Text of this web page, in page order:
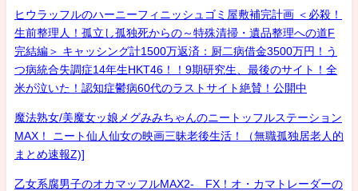
ヒウラッフルのハーニーフィニッシュゴミ屋敷補完計画 ＜必殺！
生前整理人！孤立し孤独死からの～特殊清掃・遺品整理への道F
完結編＞ キャッシング計1500万返済：厨二病借金3500万円！う
つ病統合失調症14年生HKT46！！9期研究生、最後のサイト！全
米が泣いた！認知症鬱病60代のラストサイト絶賛！公開中
魔法熟女/美魔女ッ娘メグみみちゃんのニートッフルステーション
MAX！ ニート仙人仙女の映画三昧老後生活！（無職孤独居老人的
まとめ速報Z)]
乙女系腐男子のオカマッフルMAX2- FX！オ・カマトレーダーの